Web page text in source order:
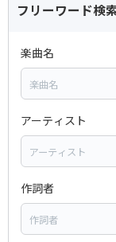
フリーワード検
楽曲名
アーティスト
作詞者